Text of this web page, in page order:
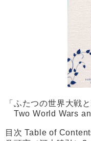
「ふたつの世界大戦
Two World Wars
目次 Table of